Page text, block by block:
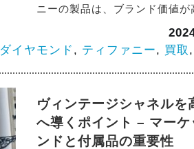
ニーの製品は、ブランド価値
ダイヤモンド , ティファニー, 買取
ヴィンテージシャネルを
へ導くポイント – マーケ
ンドと付属品の重要性